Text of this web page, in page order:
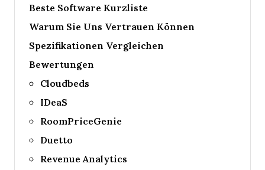
Beste Software Kurzliste
Warum Sie Uns Vertrauen Können
Spezifikationen Vergleichen
Bewertungen
Cloudbeds
IDeaS
RoomPriceGenie
Duetto
Revenue Analytics